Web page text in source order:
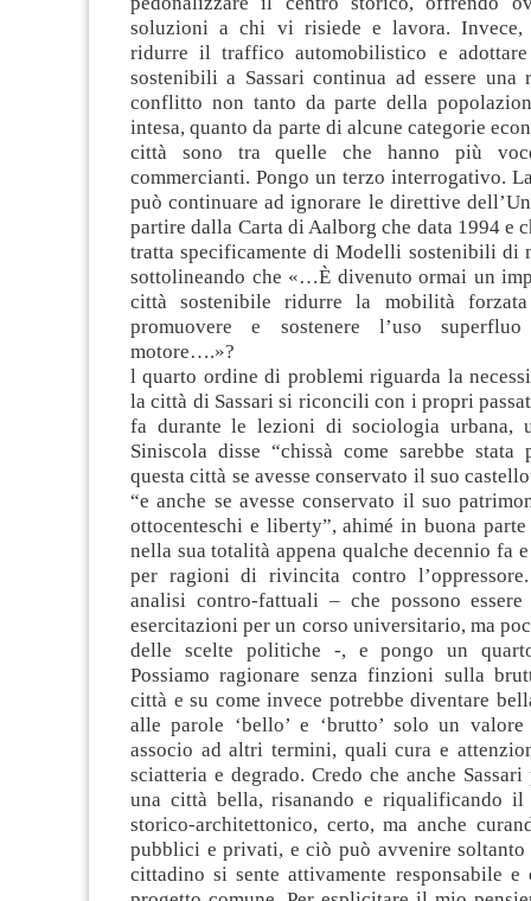
soluzioni a chi vi risiede e lavora.
ridurre il traffico automobilistico e
sostenibili a Sassari continua ad essere una
conflitto non tanto da parte della
intesa, quanto da parte di alcune categorie
città sono tra quelle che hanno più
commercianti. Pongo un terzo interrogativo.
può continuare ad ignorare le direttive
partire dalla Carta di Aalborg che data 1994 e
tratta specificamente di Modelli sostenibili di
sottolineando che «…È divenuto ormai un
città sostenibile ridurre la mobilità
promuovere e sostenere l’uso
motore….»?
l quarto ordine di problemi riguarda la
la città di Sassari si riconcili con i propri
fa durante le lezioni di sociologia urbana,
Siniscola disse “chissà come sarebbe stata
questa città se avesse conservato il suo
“e anche se avesse conservato il suo
ottocenteschi e liberty”, ahimé in buona
nella sua totalità appena qualche decennio fa
per ragioni di rivincita contro
analisi contro-fattuali – che possono
esercitazioni per un corso universitario, ma
delle scelte politiche -, e pongo un
Possiamo ragionare senza finzioni sulla
città e su come invece potrebbe diventare
alle parole ‘bello’ e ‘brutto’ solo un
associo ad altri termini, quali cura e
sciatteria e degrado. Credo che anche Sassari
una città bella, risanando e riqualificando il
storico-architettonico, certo, ma anche
pubblici e privati, e ciò può avvenire
cittadino si sente attivamente responsabile